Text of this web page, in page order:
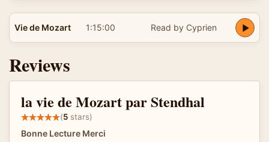
Vie de Mozart 1:15:00 Read by Cyprien
Reviews
la vie de Mozart par Stendhal
(5 stars)
Bonne Lecture Merci